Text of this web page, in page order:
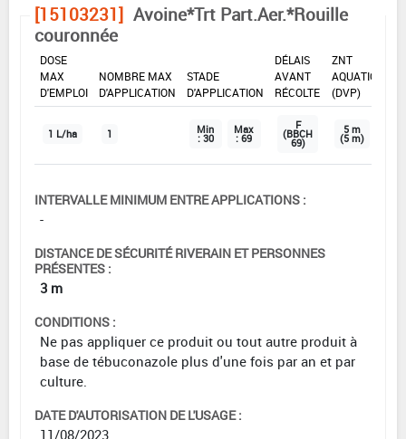
[15103231] Avoine*Trt Part.Aer.*Rouille
couronnée
DOSE
MAX
D'EMPLOI
NOMBRE MAX
D'APPLICATION
STADE
D'APPLICATION
DÉLAIS
AVANT
RÉCOLTE
ZNT
AQUATIQUE
(DVP)
1 L/ha 1 Min
: 30
Max
: 69
F
(BBCH
69)
5 m
(5 m)
INTERVALLE MINIMUM ENTRE APPLICATIONS :
-
DISTANCE DE SÉCURITÉ RIVERAIN ET PERSONNES
PRÉSENTES :
3 m
CONDITIONS :
Ne pas appliquer ce produit ou tout autre produit à
base de tébuconazole plus d'une fois par an et par
culture.
DATE D'AUTORISATION DE L'USAGE :
11/08/2023